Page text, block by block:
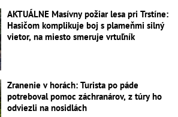
AKTUÁLNE Masívny požiar lesa pri Trstíne:
Hasičom komplikuje boj s plameňmi silný
vietor, na miesto smeruje vrtuľník
Zranenie v horách: Turista po páde
potreboval pomoc záchranárov, z túry ho
odviezli na nosidlách